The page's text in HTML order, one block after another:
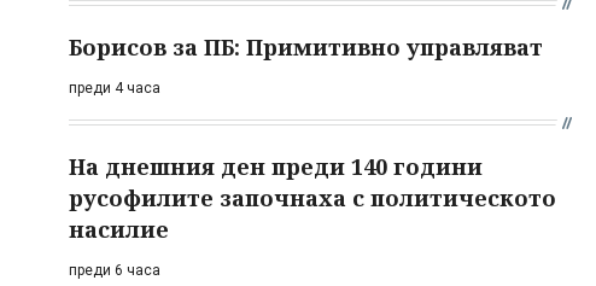
Борисов за ПБ: Примитивно управляват
преди 4 часа
На днешния ден преди 140 години
русофилите започнаха с политическото
насилие
преди 6 часа